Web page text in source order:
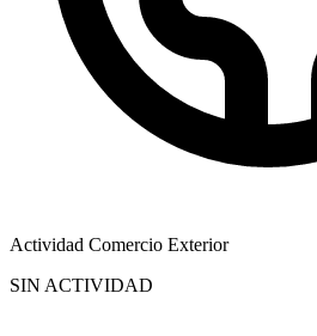
Actividad Comercio Exterior
SIN ACTIVIDAD